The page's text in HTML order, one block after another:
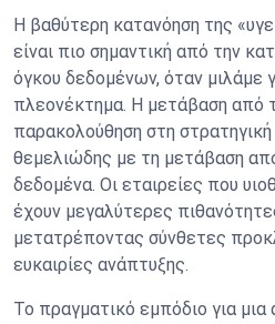
Η βαθύτερη κατανόηση της
είναι πιο σημαντική από την
όγκου δεδομένων, όταν μιλάμε
πλεονέκτημα. Η μετάβαση από
παρακολούθηση στη στρατηγική
θεμελιώδης με τη μετάβαση
δεδομένα. Οι εταιρείες που
έχουν μεγαλύτερες
μετατρέποντας σύνθετες
ευκαιρίες ανάπτυξης.
Το πραγματικό εμπόδιο για μια